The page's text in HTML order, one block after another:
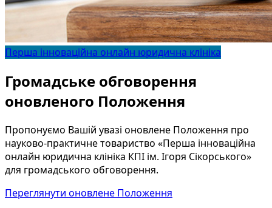
Перша інноваційна онлайн юридична клініка
Громадське обговорення
оновленого Положення
Пропонуємо Вашій увазі оновлене Положення про
науково-практичне товариство «Перша інноваційна
онлайн юридична клініка КПІ ім. Ігоря Сікорського»
для громадського обговорення.
Переглянути оновлене Положення